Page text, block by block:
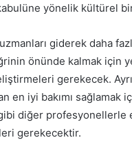
yönelik kültürel bir
uzmanları giderek daha
önünde kalmak için
gerekecek.
en iyi bakımı sağlamak
diğer profesyonellerle
gerekecektir.